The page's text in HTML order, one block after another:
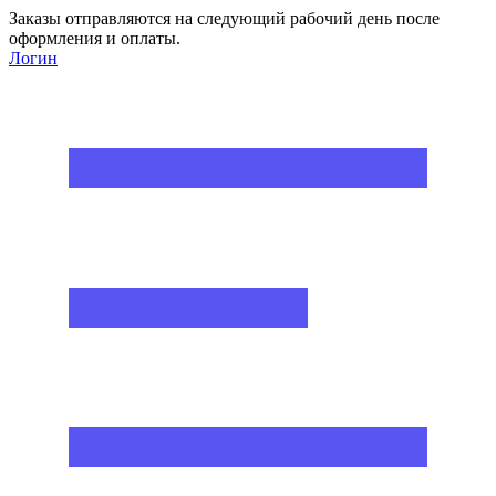
Заказы отправляются на следующий рабочий день после
оформления и оплаты.
Логин